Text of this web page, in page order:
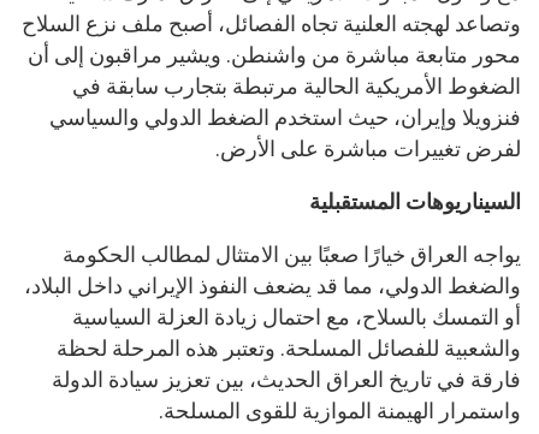
وتصاعد لهجته العلنية تجاه الفصائل، أصبح ملف نزع السلاح
محور متابعة مباشرة من واشنطن. ويشير مراقبون إلى أن
الضغوط الأمريكية الحالية مرتبطة بتجارب سابقة في
فنزويلا وإيران، حيث استخدم الضغط الدولي والسياسي
لفرض تغييرات مباشرة على الأرض.
السيناريوهات المستقبلية
يواجه العراق خيارًا صعبًا بين الامتثال لمطالب الحكومة
والضغط الدولي، مما قد يضعف النفوذ الإيراني داخل البلاد،
أو التمسك بالسلاح، مع احتمال زيادة العزلة السياسية
والشعبية للفصائل المسلحة. وتعتبر هذه المرحلة لحظة
فارقة في تاريخ العراق الحديث، بين تعزيز سيادة الدولة
واستمرار الهيمنة الموازية للقوى المسلحة.